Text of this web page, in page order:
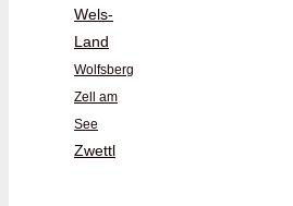
Wels-
Land
Wolfsberg
Zell am
See
Zwettl